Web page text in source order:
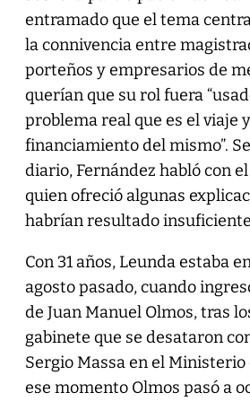
entramado que el tema
la connivencia entre
porteños y empresarios de
querían que su rol fuera
problema real que es el viaje
financiamiento del mismo”.
diario, Fernández habló con
quien ofreció algunas
habrían resultado
Con 31 años, Leunda estaba
agosto pasado, cuando
de Juan Manuel Olmos, tras
gabinete que se desataron
Sergio Massa en el Ministerio
ese momento Olmos pasó a